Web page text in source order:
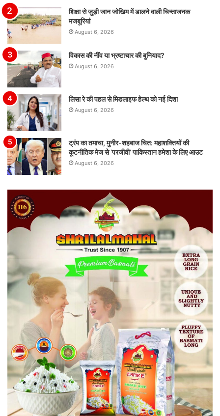
शिक्षा से जुड़ी जान जोखिम में डालने वाली चिन्ताजनक
मजबूरियां
August 6, 2026
विकास की नींव या भ्रष्टाचार की बुनियाद?
August 6, 2026
लिसा रे की पहल से मिडलाइफ हेल्थ को नई दिशा
August 6, 2026
ट्रंप का तमाचा, मुनीर-शहबाज चित: महाशक्तियों की
कूटनीतिक मेज से ‘परजीवी’ पाकिस्तान हमेशा के लिए आउट
August 6, 2026